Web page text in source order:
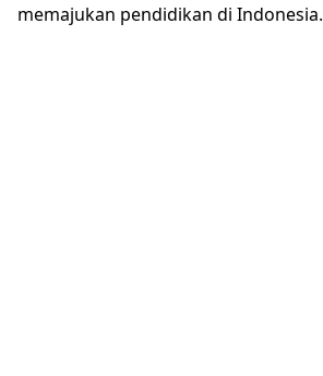
memajukan pendidikan di Indonesia.